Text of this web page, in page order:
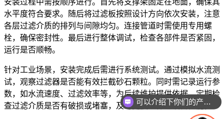
水平度符合要求。随后将过滤板按照设计方向依次安装，注意
各层过滤介质的排列与间隙均匀。连接管道时需使用专用螺
栓，确保密封性。最后进行整体调试，检查各部件是否紧固，
运行是否顺畅。
针对工业场景，安装完成后需进行系统测试。通过模拟水流测
试，观察过滤器是否能有效拦截砂石颗粒。同时需记录运行参
数，如水流速度、过滤效率等，为后续维护提供依据。定期检
查过滤介质是否有破损或堵塞，及时更换以保证设备性能。
可以介绍下你们的产品么